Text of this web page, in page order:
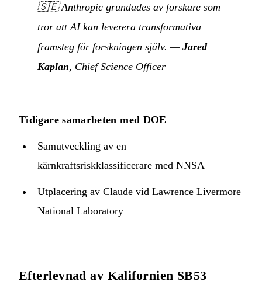
🇸🇪Anthropic grundades av forskare som
tror att AI kan leverera transformativa
framsteg för forskningen själv. — Jared
Kaplan, Chief Science Officer
Tidigare samarbeten med DOE
Samutveckling av en
kärnkraftsriskklassificerare med NNSA
Utplacering av Claude vid Lawrence Livermore
National Laboratory
Efterlevnad av Kalifornien SB53